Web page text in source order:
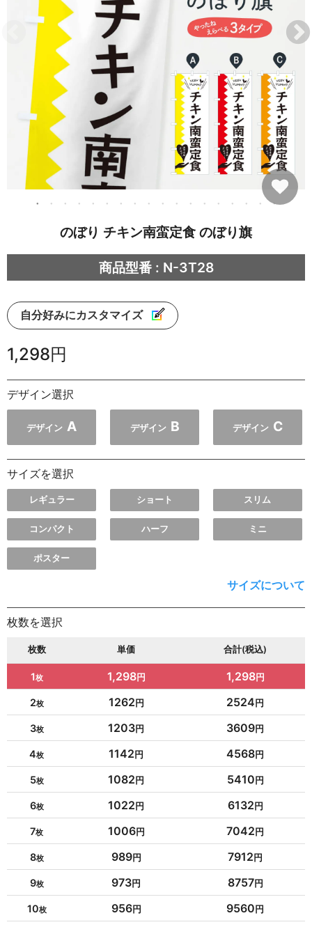
のぼり チキン南蛮定食 のぼり旗
商品型番 : N-3T28
自分好みにカスタマイズ
1,298円
デザイン選択
デザイン A デザイン B デザイン C
サイズを選択
レギュラー ショート スリム
コンパクト ハーフ ミニ
ポスター
サイズについて
枚数を選択
枚数 単価 合計(税込)
1 1,298 1,298
2 1262 2524
3 1203 3609
4 1142 4568
5 1082 5410
6 1022 6132
7 1006 7042
8 989 7912
9 973 8757
10 956 9560